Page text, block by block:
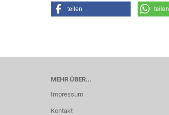
teilen teilen
MEHR ÜBER...
Impressum
Kontakt